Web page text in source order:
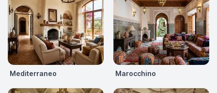
Mediterraneo Marocchino